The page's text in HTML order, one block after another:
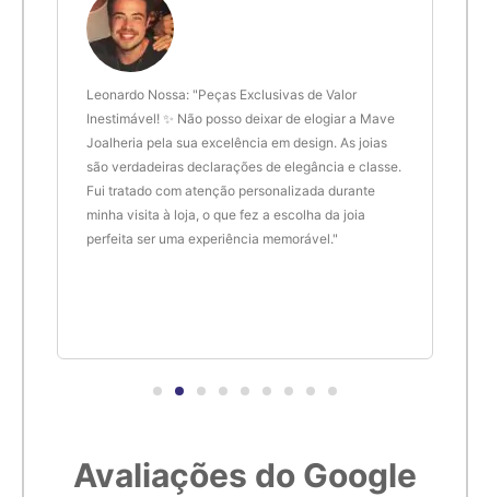
6,1cm
6,2cm 22
6,3cm 23
6,4cm 24
6,8cm 28
Leonardo Nossa: "Peças Exclusivas de Valor
Inestimável! ✨ Não posso deixar de elogiar a Mave
Joalheria pela sua excelência em design. As joias
são verdadeiras declarações de elegância e classe.
Fui tratado com atenção personalizada durante
minha visita à loja, o que fez a escolha da joia
perfeita ser uma experiência memorável."
Avaliações do Google